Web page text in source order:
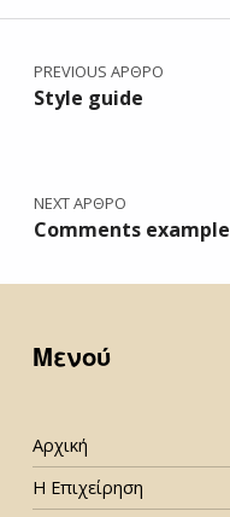
Πλοήγηση άρθρων
PREVIOUS ΆΡΘΡΟ
Style guide
NEXT ΆΡΘΡΟ
Comments example
Μενού
Αρχική
Η Επιχείρηση